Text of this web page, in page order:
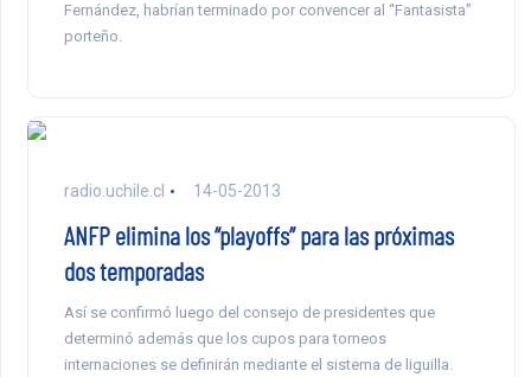
Fernández, habrían terminado por convencer al “Fantasista”
porteño.
radio.uchile.cl 14-05-2013
ANFP elimina los “playoffs” para las próximas
dos temporadas
Así se confirmó luego del consejo de presidentes que
determinó además que los cupos para torneos
internaciones se definirán mediante el sistema de liguilla.